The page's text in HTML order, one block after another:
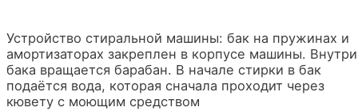
Устройство стиральной машины: бак на пружинах и
амортизаторах закреплен в корпусе машины. Внутри
бака вращается барабан. В начале стирки в бак
подаётся вода, которая сначала проходит через
кювету с моющим средством